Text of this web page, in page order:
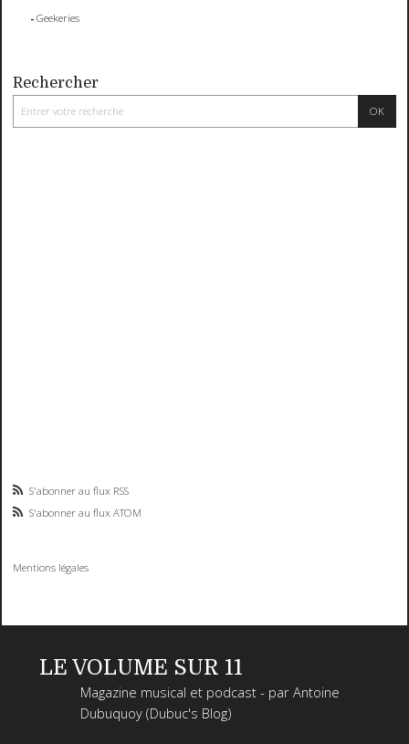
Geekeries
Rechercher
S'abonner au flux RSS
S'abonner au flux ATOM
Mentions légales
LE VOLUME SUR 11
Magazine musical et podcast - par Antoine
Dubuquoy (Dubuc's Blog)